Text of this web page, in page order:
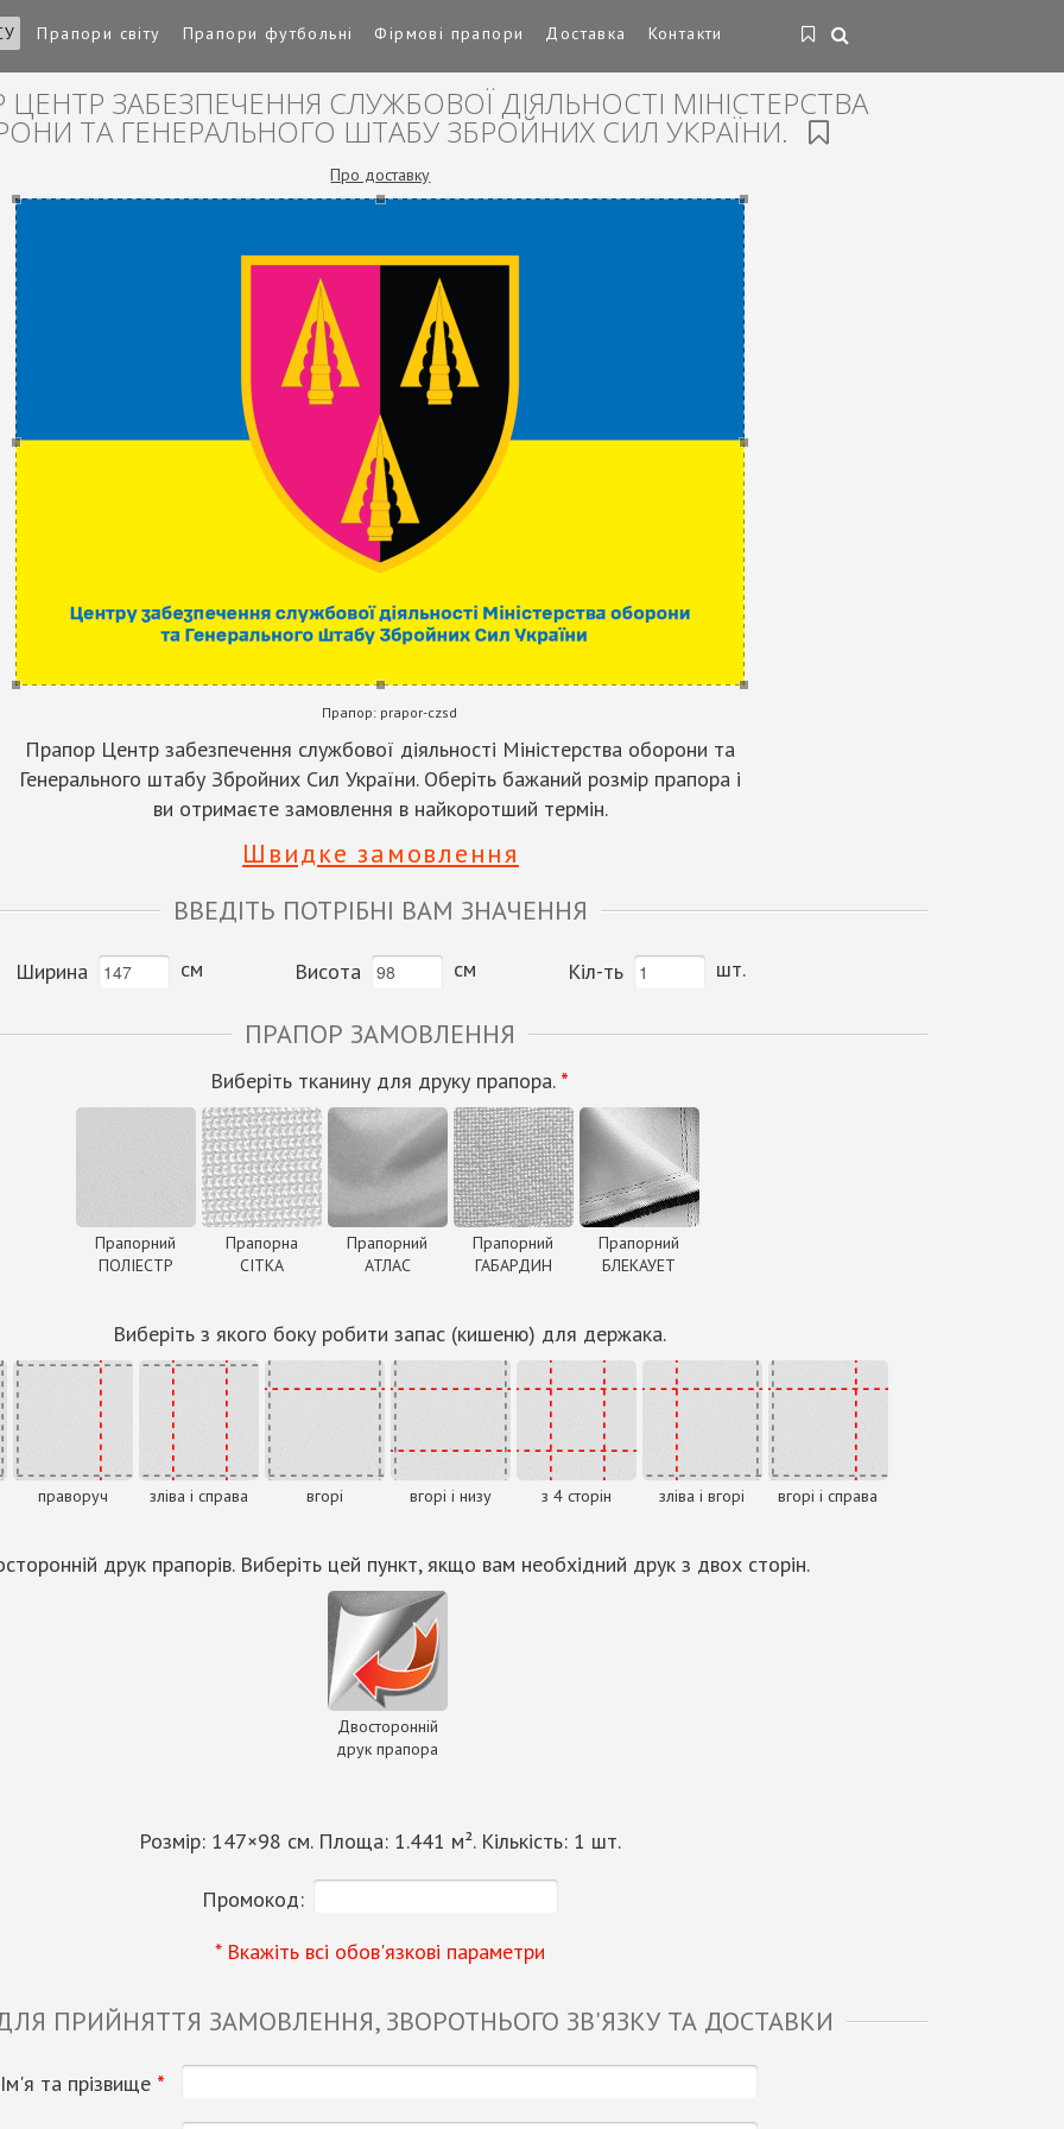
Прапори світу Прапори футбольні Фірмові прапори Доставка Контакти
ЗАБЕЗПЕЧЕННЯ СЛУЖБОВОЇ ДІЯЛЬНОСТІ МІНІСТЕРСТВА
ТА ГЕНЕРАЛЬНОГО ШТАБУ ЗБРОЙНИХ СИЛ УКРАЇНИ.
Про доставку
Прапор:prapor-czsd
Прапор Центр забезпечення службової діяльності Міністерства оборони та
Генерального штабу Збройних Сил України. Оберіть бажаний розмір прапора і
ви отримаєте замовлення в найкоротший термін.
Швидке замовлення
ВВЕДІТЬ ПОТРІБНІ ВАМ ЗНАЧЕННЯ
Ширина см Висота см Кіл-ть шт.
ПРАПОР ЗАМОВЛЕННЯ
Виберіть тканину для друку прапора. *
Прапорний
ПОЛІЕСТР
Прапорна
СІТКА
Прапорний
АТЛАС
Прапорний
ГАБАРДИН
Прапорний
БЛЕКАУЕТ
Виберіть з якого боку робити запас (кишеню) для держака.
праворуч зліва і справа вгорі вгорі і низу з 4 сторін зліва і вгорі вгорі і справа
друк прапорів. Виберіть цей пункт, якщо вам необхідний друк з двох сторін.
Двосторонній
друк прапора
Розмір: 147×98 см. Площа: 1.441 м². Кількість: 1 шт.
Промокод:
* Вкажіть всі обов'язкові параметри
ПРИЙНЯТТЯ ЗАМОВЛЕННЯ, ЗВОРОТНЬОГО ЗВ'ЯЗКУ ТА ДОСТАВКИ
Ім'я та прізвище *